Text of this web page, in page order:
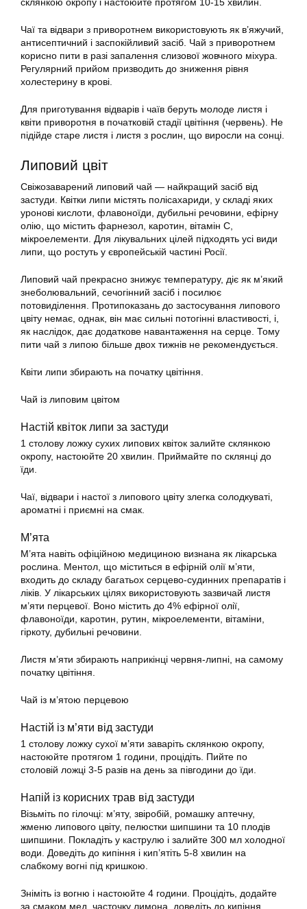
склянкою окропу і настоюйте протягом 10-15 хвилин.
Чаї та відвари з приворотнем використовують як в’яжучий,
антисептичний і заспокійливий засіб. Чай з приворотнем
корисно пити в разі запалення слизової жовчного міхура.
Регулярний прийом призводить до зниження рівня
холестерину в крові.
Для приготування відварів і чаїв беруть молоде листя і
квіти приворотня в початковій стадії цвітіння (червень). Не
підійде старе листя і листя з рослин, що виросли на сонці.
Липовий цвіт
Свіжозаварений липовий чай — найкращий засіб від
застуди. Квітки липи містять полісахариди, у складі яких
уронові кислоти, флавоноїди, дубильні речовини, ефірну
олію, що містить фарнезол, каротин, вітамін С,
мікроелементи. Для лікувальних цілей підходять усі види
липи, що ростуть у європейській частині Росії.
Липовий чай прекрасно знижує температуру, діє як м’який
знеболювальний, сечогінний засіб і посилює
потовиділення. Протипоказань до застосування липового
цвіту немає, однак, він має сильні потогінні властивості, і,
як наслідок, дає додаткове навантаження на серце. Тому
пити чай з липою більше двох тижнів не рекомендується.
Квіти липи збирають на початку цвітіння.
Чай із липовим цвітом
Настій квіток липи за застуди
1 столову ложку сухих липових квіток залийте склянкою
окропу, настоюйте 20 хвилин. Приймайте по склянці до
їди.
Чаї, відвари і настої з липового цвіту злегка солодкуваті,
ароматні і приємні на смак.
М’ята
М’ята навіть офіційною медициною визнана як лікарська
рослина. Ментол, що міститься в ефірній олії м’яти,
входить до складу багатьох серцево-судинних препаратів і
ліків. У лікарських цілях використовують зазвичай листя
м’яти перцевої. Воно містить до 4% ефірної олії,
флавоноїди, каротин, рутин, мікроелементи, вітаміни,
гіркоту, дубильні речовини.
Листя м’яти збирають наприкінці червня-липні, на самому
початку цвітіння.
Чай із м’ятою перцевою
Настій із м’яти від застуди
1 столову ложку сухої м’яти заваріть склянкою окропу,
настоюйте протягом 1 години, процідіть. Пийте по
столовій ложці 3-5 разів на день за півгодини до їди.
Напій із корисних трав від застуди
Візьміть по гілочці: м’яту, звіробій, ромашку аптечну,
жменю липового цвіту, пелюстки шипшини та 10 плодів
шипшини. Покладіть у каструлю і залийте 300 мл холодної
води. Доведіть до кипіння і кип’ятіть 5-8 хвилин на
слабкому вогні під кришкою.
Зніміть із вогню і настоюйте 4 години. Процідіть, додайте
за смаком мед, часточку лимона, доведіть до кипіння,